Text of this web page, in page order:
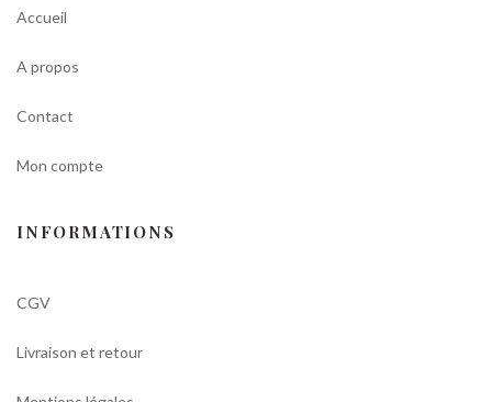
Accueil
A propos
Contact
Mon compte
INFORMATIONS
CGV
Livraison et retour